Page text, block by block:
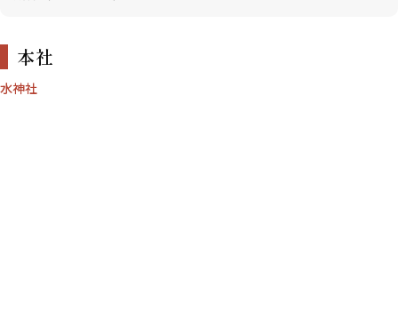
本社
水神社